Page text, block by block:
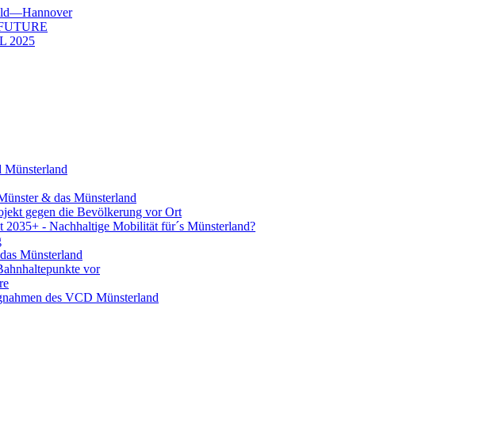
2025
Münsterland
& das Münsterland
gegen die Bevölkerung vor Ort
2035+ - Nachhaltige Mobilität für´s Münsterland?
Münsterland
vor
des VCD Münsterland